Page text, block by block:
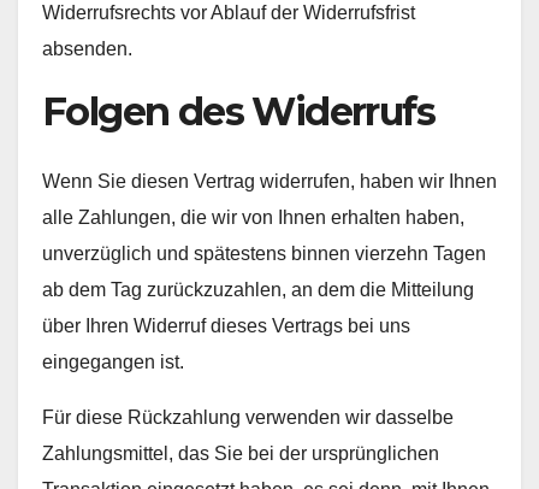
Widerrufsrechts vor Ablauf der Widerrufsfrist
absenden.
Folgen des Widerrufs
Wenn Sie diesen Vertrag widerrufen, haben wir Ihnen
alle Zahlungen, die wir von Ihnen erhalten haben,
unverzüglich und spätestens binnen vierzehn Tagen
ab dem Tag zurückzuzahlen, an dem die Mitteilung
über Ihren Widerruf dieses Vertrags bei uns
eingegangen ist.
Für diese Rückzahlung verwenden wir dasselbe
Zahlungsmittel, das Sie bei der ursprünglichen